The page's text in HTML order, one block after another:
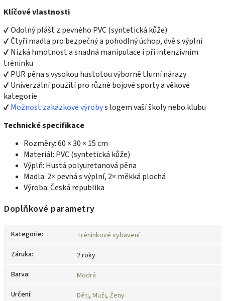
Klíčové vlastnosti
✔ Odolný plášť z pevného PVC (syntetická kůže)
✔ Čtyři madla pro bezpečný a pohodlný úchop, dvě s výplní
✔ Nízká hmotnost a snadná manipulace i při intenzivním
tréninku
✔ PUR pěna s vysokou hustotou výborně tlumí nárazy
✔ Univerzální použití pro různé bojové sporty a věkové
kategorie
✔Možnost zakázkové výrobys logem vaší školy nebo klubu
Technické specifikace
Rozměry: 60 × 30 × 15 cm
Materiál: PVC (syntetická kůže)
Výplň: Hustá polyuretanová pěna
Madla: 2× pevná s výplní, 2× měkká plochá
Výroba: Česká republika
Doplňkové parametry
Kategorie:
Tréninkové vybavení
Záruka:
2 roky
Barva:
Modrá
Určení: Děti, Muži, Ženy